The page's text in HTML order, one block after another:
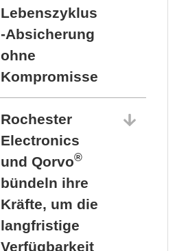
Lebenszyklus
-Absicherung
ohne
Kompromisse
Rochester
Electronics
und Qorvo®
bündeln ihre
Kräfte, um die
langfristige
Verfügbarkeit